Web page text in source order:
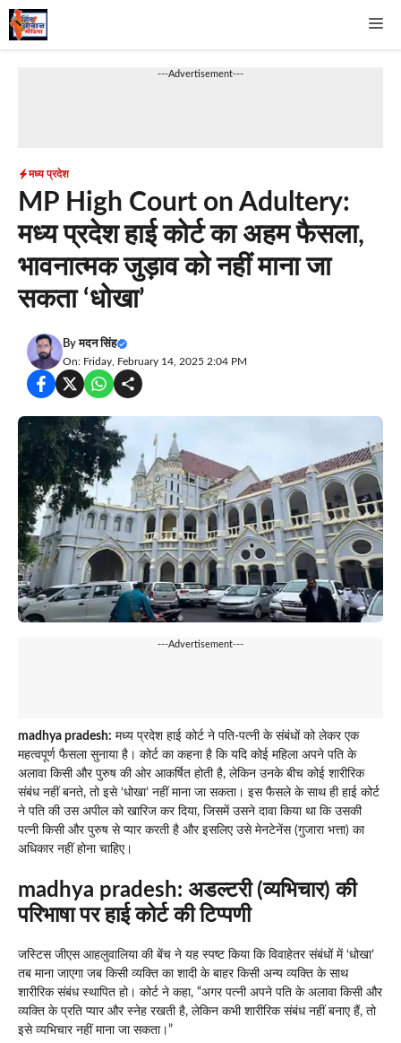
Skip
to
---Advertisement---
मध्य प्रदेश
MP High Court on Adultery:
मध्य प्रदेश हाई कोर्ट का अहम फैसला,
भावनात्मक जुड़ाव को नहीं माना जा
सकता ‘धोखा’
Byमदन सिंह
On: Friday, February 14, 2025 2:04 PM
---Advertisement---
madhya pradesh: मध्य प्रदेश हाई कोर्ट ने पति-पत्नी के संबंधों को लेकर एक
महत्वपूर्ण फैसला सुनाया है। कोर्ट का कहना है कि यदि कोई महिला अपने पति के
अलावा किसी और पुरुष की ओर आकर्षित होती है, लेकिन उनके बीच कोई शारीरिक
संबंध नहीं बनते, तो इसे ‘धोखा’ नहीं माना जा सकता। इस फैसले के साथ ही हाई कोर्ट
ने पति की उस अपील को खारिज कर दिया, जिसमें उसने दावा किया था कि उसकी
पत्नी किसी और पुरुष से प्यार करती है और इसलिए उसे मेनटेनेंस (गुजारा भत्ता) का
अधिकार नहीं होना चाहिए।
madhya pradesh: अडल्टरी (व्यभिचार) की
परिभाषा पर हाई कोर्ट की टिप्पणी
जस्टिस जीएस आहलुवालिया की बेंच ने यह स्पष्ट किया कि विवाहेतर संबंधों में ‘धोखा’
तब माना जाएगा जब किसी व्यक्ति का शादी के बाहर किसी अन्य व्यक्ति के साथ
शारीरिक संबंध स्थापित हो। कोर्ट ने कहा, “अगर पत्नी अपने पति के अलावा किसी और
व्यक्ति के प्रति प्यार और स्नेह रखती है, लेकिन कभी शारीरिक संबंध नहीं बनाए हैं, तो
इसे व्यभिचार नहीं माना जा सकता।”